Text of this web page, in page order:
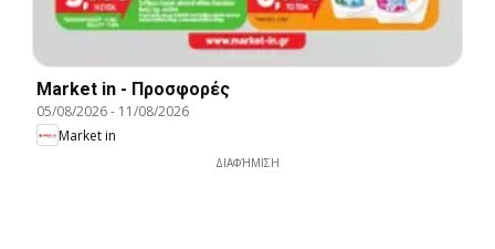
Market in - Προσφορές
05/08/2026- 11/08/2026
Market in
ΔΙΑΦΉΜΙΣΗ